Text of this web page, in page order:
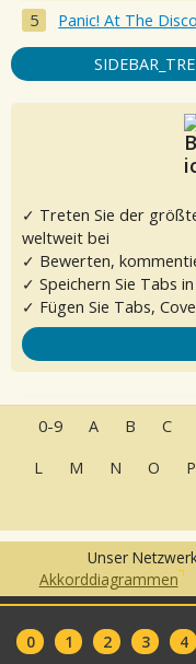
0
1 2 3 4
Panic! At The Disco
✓ Treten Sie der
weltweit bei
✓ Bewerten,
✓ Speichern Sie Tabs
✓ Fügen Sie Tabs,
0-9 A B C
L
M N O P
Unser
Akkorddiagrammen